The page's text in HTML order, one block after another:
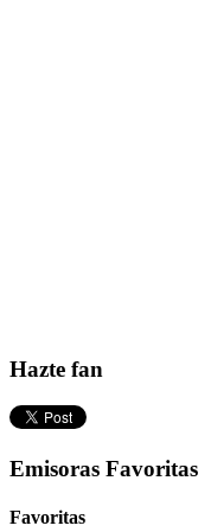
Hazte fan
Emisoras Favoritas
Favoritas